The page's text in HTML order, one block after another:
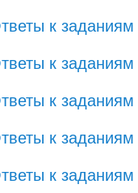
к заданиям
к заданиям
к заданиям
к заданиям
к заданиям